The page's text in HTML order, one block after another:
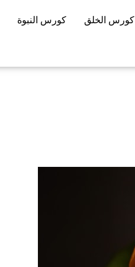
كورس الخلق كورس النبوة